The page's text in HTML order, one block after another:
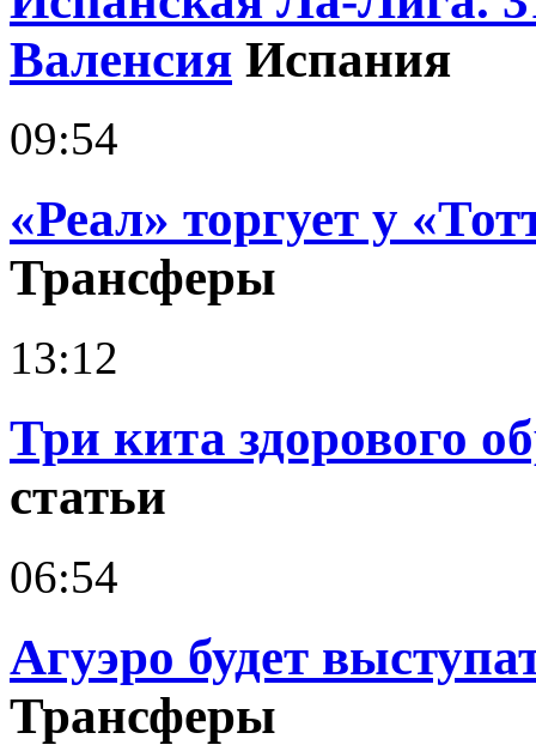
Валенсия Испания
09:54
«Реал» торгует у
Трансферы
13:12
Три кита здорового
статьи
06:54
Агуэро будет
Трансферы